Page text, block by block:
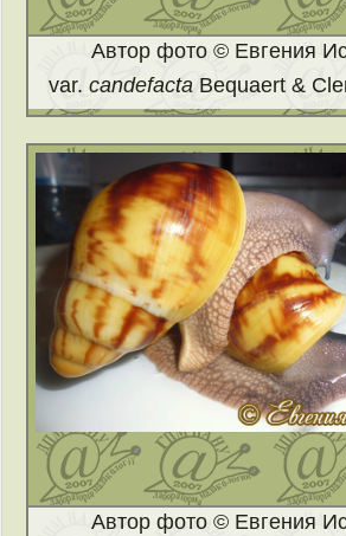
Автор фото © Евгения
var.candefacta Bequaert &
Автор фото © Евгения